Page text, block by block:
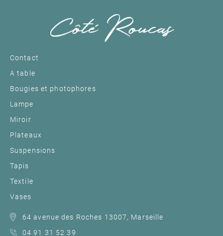
Contact
A table
Bougies et photophores
Lampe
Miroir
Plateaux
Suspensions
Tapis
Textile
Vases
64 avenue des Roches 13007, Marseille
04 91 31 52 39